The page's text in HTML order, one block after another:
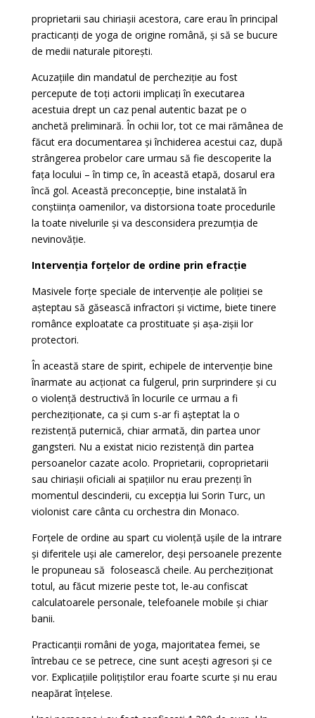
proprietarii sau chiriașii acestora, care erau în principal
practicanți de yoga de origine română, și să se bucure
de medii naturale pitorești.
Acuzațiile din mandatul de percheziție au fost
percepute de toți actorii implicați în executarea
acestuia drept un caz penal autentic bazat pe o
anchetă preliminară. În ochii lor, tot ce mai rămânea de
făcut era documentarea și închiderea acestui caz, după
strângerea probelor care urmau să fie descoperite la
fața locului – în timp ce, în această etapă, dosarul era
încă gol. Această preconcepție, bine instalată în
conștiința oamenilor, va distorsiona toate procedurile
la toate nivelurile și va desconsidera prezumția de
nevinovăție.
Intervenția forțelor de ordine prin efracție
Masivele forțe speciale de intervenție ale poliției se
așteptau să găsească infractori și victime, biete tinere
românce exploatate ca prostituate și așa-zișii lor
protectori.
În această stare de spirit, echipele de intervenție bine
înarmate au acționat ca fulgerul, prin surprindere și cu
o violență destructivă în locurile ce urmau a fi
percheziționate, ca și cum s-ar fi așteptat la o
rezistență puternică, chiar armată, din partea unor
gangsteri. Nu a existat nicio rezistență din partea
persoanelor cazate acolo. Proprietarii, coproprietarii
sau chiriașii oficiali ai spațiilor nu erau prezenți în
momentul descinderii, cu excepția lui Sorin Turc, un
violonist care cânta cu orchestra din Monaco.
Forțele de ordine au spart cu violență ușile de la intrare
și diferitele uși ale camerelor, deși persoanele prezente
le propuneau să folosească cheile. Au percheziționat
totul, au făcut mizerie peste tot, le-au confiscat
calculatoarele personale, telefoanele mobile și chiar
banii.
Practicanții români de yoga, majoritatea femei, se
întrebau ce se petrece, cine sunt acești agresori și ce
vor. Explicațiile polițiștilor erau foarte scurte și nu erau
neapărat înțelese.